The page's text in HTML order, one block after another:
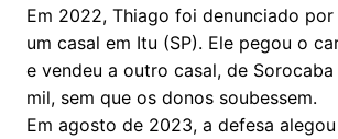
Em 2022, Thiago foi denunciado
um casal em Itu (SP). Ele pegou o
e vendeu a outro casal, de Sorocaba
mil, sem que os donos soubessem.
Em agosto de 2023, a defesa